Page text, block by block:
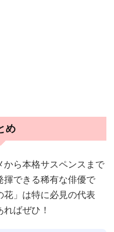
め
ら本格サスペンスまで
できる稀有な俳優で
」は特に必見の代表
ばぜひ！